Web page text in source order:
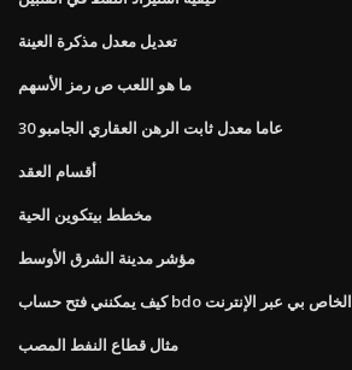
تعديل معدل مذكرة العينة
ما هو اللعب ص رمز الأسهم
30 عاما معدل ثابت الرهن العقاري الجامبو
أقسام العقد
مخطط بيتكوين الحية
مؤشر مدينة الشرق الأوسط
كيف يمكنني فتح حساب bdo الخاص بي عبر الإنترنت
مثال قطاع النفط المصب